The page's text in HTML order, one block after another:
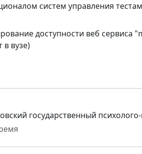
систем управления
доступности веб сервиса
в вузе)
государственный